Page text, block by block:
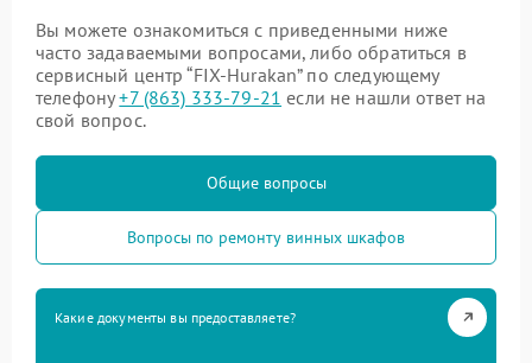
Вы можете ознакомиться с приведенными ниже
часто задаваемыми вопросами, либо обратиться в
сервисный центр “FIX-Hurakan” по следующему
телефону+7 (863) 333-79-21 если не нашли ответ на
свой вопрос.
Общие вопросы
Вопросы по ремонту винных шкафов
Какие документы вы предоставляете?